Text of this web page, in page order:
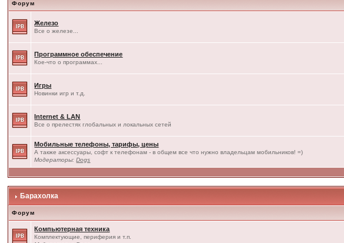
Форум
Железо
Все о железе...
Программное обеспечение
Кое-что о программах...
Игры
Новинки игр и т.д.
Internet & LAN
Все о прелестях глобальных и локальных сетей
Мобильные телефоны, тарифы, цены
А также аксессуары, софт к телефонам - в общем все что нужно владельцам мобильников! =)
Модераторы:Dogs
Барахолка
Форум
Компьютерная техника
Комплектующие, периферия и т.п.